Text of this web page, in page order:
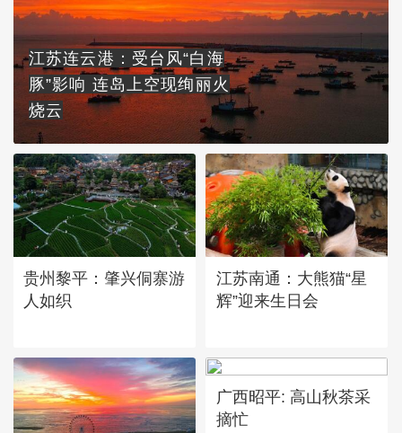
江苏连云港：受台风“白海
豚”影响 连岛上空现绚丽火
烧云
贵州黎平：肇兴侗寨游
人如织
江苏南通：大熊猫“星
辉”迎来生日会
广西昭平: 高山秋茶采
摘忙